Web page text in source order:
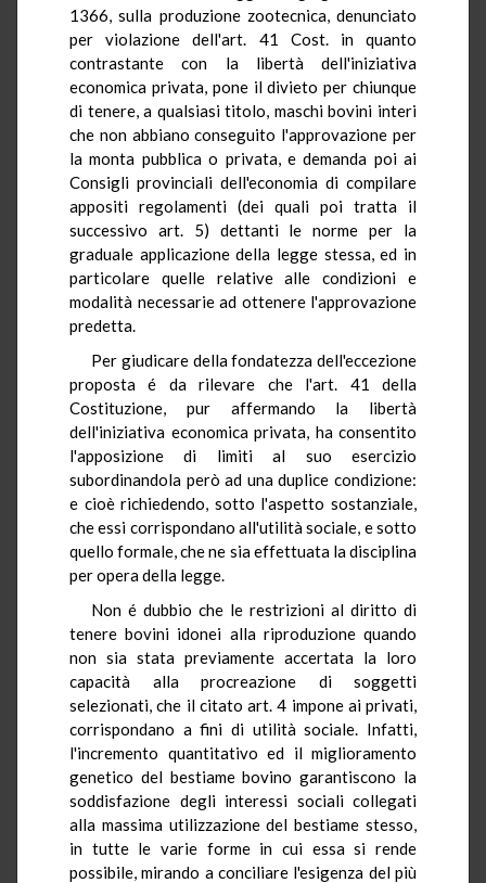
1366, sulla produzione zootecnica, denunciato
per violazione dell'art. 41 Cost. in quanto
contrastante con la libertà dell'iniziativa
economica privata, pone il divieto per chiunque
di tenere, a qualsiasi titolo, maschi bovini interi
che non abbiano conseguito l'approvazione per
la monta pubblica o privata, e demanda poi ai
Consigli provinciali dell'economia di compilare
appositi regolamenti (dei quali poi tratta il
successivo art. 5) dettanti le norme per la
graduale applicazione della legge stessa, ed in
particolare quelle relative alle condizioni e
modalità necessarie ad ottenere l'approvazione
predetta.
Per giudicare della fondatezza dell'eccezione
proposta é da rilevare che l'art. 41 della
Costituzione, pur affermando la libertà
dell'iniziativa economica privata, ha consentito
l'apposizione di limiti al suo esercizio
subordinandola però ad una duplice condizione:
e cioè richiedendo, sotto l'aspetto sostanziale,
che essi corrispondano all'utilità sociale, e sotto
quello formale, che ne sia effettuata la disciplina
per opera della legge.
Non é dubbio che le restrizioni al diritto di
tenere bovini idonei alla riproduzione quando
non sia stata previamente accertata la loro
capacità alla procreazione di soggetti
selezionati, che il citato art. 4 impone ai privati,
corrispondano a fini di utilità sociale. Infatti,
l'incremento quantitativo ed il miglioramento
genetico del bestiame bovino garantiscono la
soddisfazione degli interessi sociali collegati
alla massima utilizzazione del bestiame stesso,
in tutte le varie forme in cui essa si rende
possibile, mirando a conciliare l'esigenza del più